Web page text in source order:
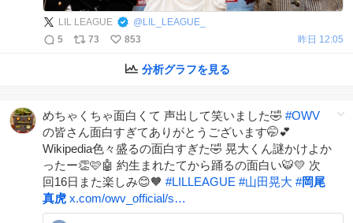
LIL LEAGUE @ LIL_LEAGUE_
5
73 853 昨日 12:05
分析グラフを見る
めちゃくちゃ面白くて 声出して笑いました🤣 #OWV
の皆さん面白すぎてありがとうございます🤭💕
Wikipedia色々盛るの面白すぎた🤣 晃大くん謎かけよか
ったー👏🩷🤖 約生まれたてから踊るの面白い🐯💛 次
回16日また楽しみ😊🧡 #LILLEAGUE #山田晃大 #岡尾
真虎 x.com/owv_official/s…